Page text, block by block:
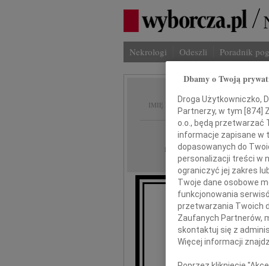
Nekrologi Odeszli Poradnik
IMIĘ I NAZWISKO:
REGION: Łódź
DATA EMISJI: 21.04.2010
Z głębokim
w wieku 69 lat
Dbamy o Twoją
Droga Użytkowniczko,
Partnerzy, w tym [874]
o.o., będą przetwarzać
informacje zapisane w
dopasowanych do
personalizacji treści w
ograniczyć jej zakres
Twoje dane osobowe
funkcjonowania
przetwarzania Twoich
Zaufanych Partnerów,
skontaktuj się z
Więcej informacji